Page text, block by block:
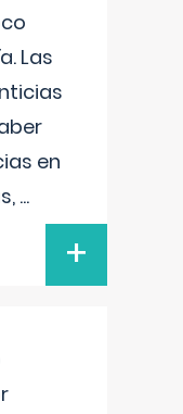
Las
en
...
+